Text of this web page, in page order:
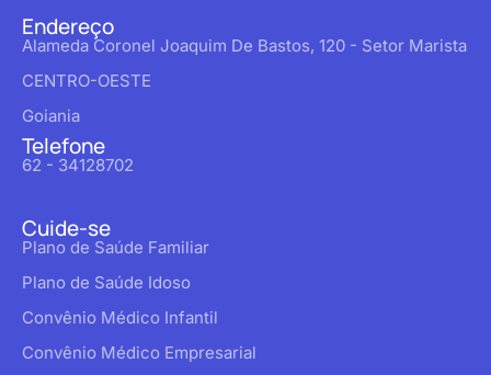
Endereço
Alameda Coronel Joaquim De Bastos, 120 - Setor Marista
CENTRO-OESTE
Goiania
Telefone
62 - 34128702
Cuide-se
Plano de Saúde Familiar
Plano de Saúde Idoso
Convênio Médico Infantil
Convênio Médico Empresarial